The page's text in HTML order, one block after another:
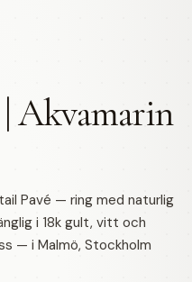
Akvamarin
Pavé — ring med naturlig
i 18k gult, vitt och
— i Malmö, Stockholm